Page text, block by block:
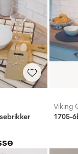
Viking
1705-